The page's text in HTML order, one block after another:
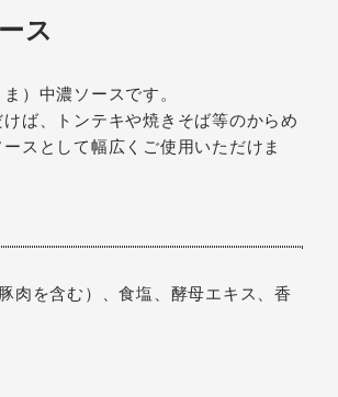
ス
）中濃ソースです。
ば、トンテキや焼きそば等のからめ
スとして幅広くご使用いただけま
肉を含む）、食塩、酵母エキス、香